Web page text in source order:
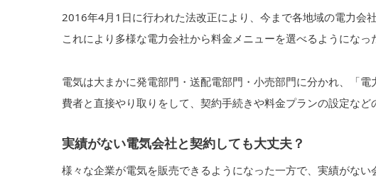
2016年4月1日に行われた法改正により、今まで各地域の電力会
これにより多様な電力会社から料金メニューを選べるようになっ
電気は大まかに発電部門・送配電部門・小売部門に分かれ、「
費者と直接やり取りをして、契約手続きや料金プランの設定など
実績がない電気会社と契約しても大丈夫？
様々な企業が電気を販売できるようになった一方で、実績がな